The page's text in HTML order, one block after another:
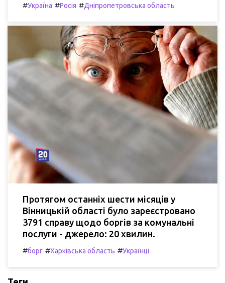
#Україна #Росія #Дніпропетровська область
Протягом останніх шести місяців у
Вінницькій області було зареєстровано
3791 справу щодо боргів за комунальні
послуги - джерело: 20 хвилин.
#борг #Харківська область #Українці